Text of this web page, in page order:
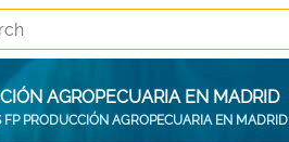
AGROPECUARIA EN MADRID
FP PRODUCCIÓN AGROPECUARIA EN MADRID